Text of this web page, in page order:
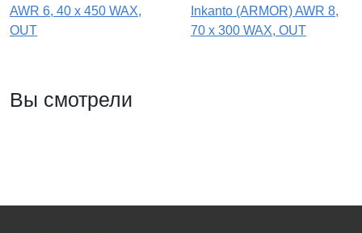
AWR 6, 40 х 450 WAX,
OUT
Inkanto (ARMOR) AWR 8,
70 х 300 WAX, OUT
Вы смотрели